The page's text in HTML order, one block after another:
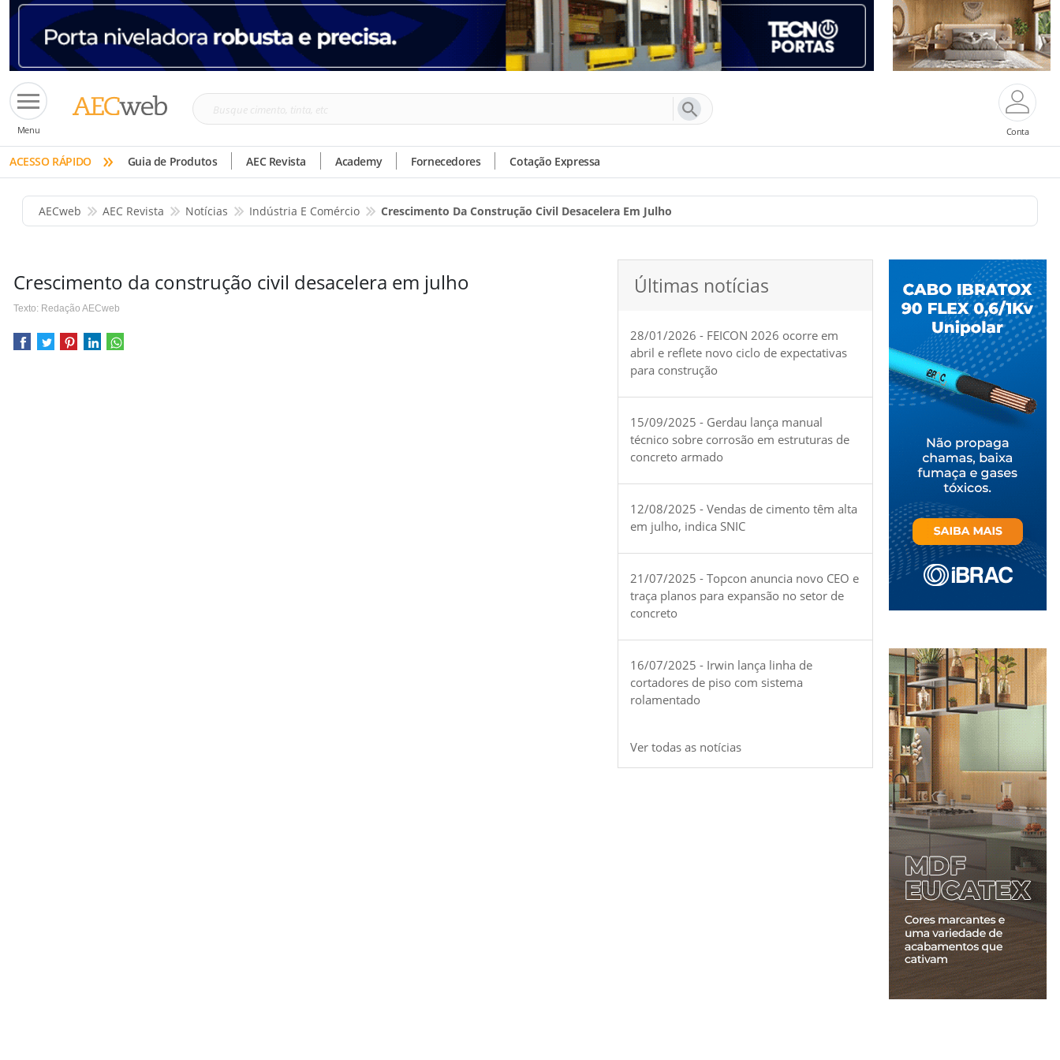
Menu
Busque
tinta,
etc
Conta
ACESSO RÁPIDO » Guia de Produtos AEC Revista Academy Fornecedores Cotação Expressa
AECweb AEC Revista Notícias Indústria E Comércio Crescimento Da Construção Civil Desacelera Em Julho
Crescimento da construção civil desacelera em julho
Texto: Redação AECweb
Últimas notícias
28/01/2026 - FEICON 2026 ocorre em
abril e reflete novo ciclo de expectativas
para construção
15/09/2025 - Gerdau lança manual
técnico sobre corrosão em estruturas de
concreto armado
12/08/2025 - Vendas de cimento têm alta
em julho, indica SNIC
21/07/2025 - Topcon anuncia novo CEO e
traça planos para expansão no setor de
concreto
16/07/2025 - Irwin lança linha de
cortadores de piso com sistema
rolamentado
Ver todas as notícias